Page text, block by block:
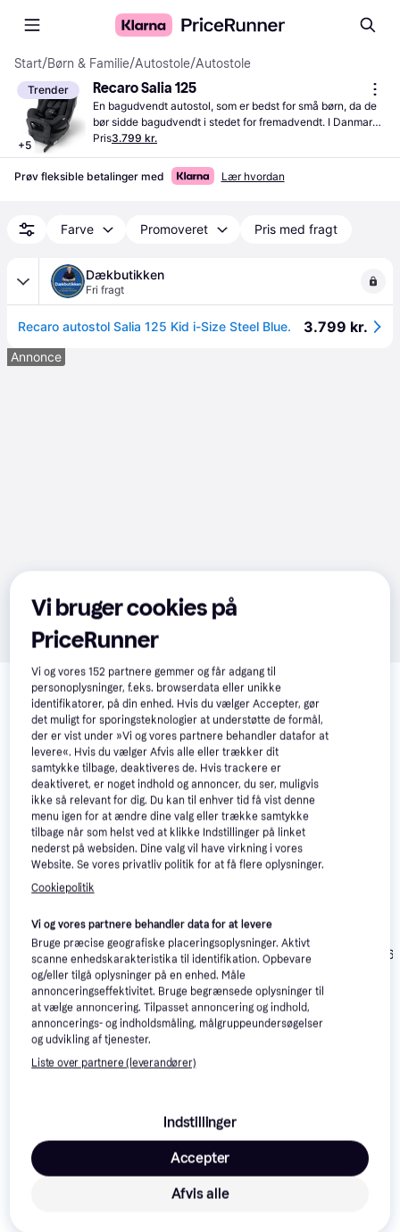
Start/Børn & Familie/Autostole/Autostole
Trender
+5
Recaro Salia 125
En bagudvendt autostol, som er bedst for små børn, da de
bør sidde bagudvendt i stedet for fremadvendt. I Danmark
er det lovpligtigt, at alle børn under 135 centimeter skal
bruge autostol
Pris3.799 kr.
Prøv fleksible betalinger med Lær hvordan
Farve Promoveret Pris med fragt
Dækbutikken
Fri fragt
Recaro autostol Salia 125 Kid i-Size Steel Blue. 3.799 kr.
Annonce
Relaterede produkter
Se vores forslag til andre produkter, der matcher dine
interesser. Vis alle
BeSafe Flex Fix 2
Peak Mesh
3.199 kr.
Kinderkraft Comfort
UP i-Size Green
599 kr.
Joie I-Spin
2.344 kr.
Læs om produktet
Flere farver
Autostol fra Recaro
Vi bruger cookies på
PriceRunner
Vi og vores152 partnere gemmer og får adgang til
personoplysninger, f.eks. browserdata eller unikke
identifikatorer, på din enhed. Hvis du vælger Accepter, gør
det muligt for sporingsteknologier at understøtte de formål,
der er vist under »Vi og vores partnere behandler datafor at
levere«. Hvis du vælger Afvis alle eller trækker dit
samtykke tilbage, deaktiveres de. Hvis trackere er
deaktiveret, er noget indhold og annoncer, du ser, muligvis
ikke så relevant for dig. Du kan til enhver tid få vist denne
menu igen for at ændre dine valg eller trække samtykke
tilbage når som helst ved at klikke Indstillinger på linket
nederst på websiden. Dine valg vil have virkning i vores
Website. Se vores privatliv politik for at få flere oplysninger.
Cookiepolitik
Vi og vores partnere behandler data for at levere
Bruge præcise geografiske placeringsoplysninger. Aktivt
scanne enhedskarakteristika til identifikation. Opbevare
og/eller tilgå oplysninger på en enhed. Måle
annonceringseffektivitet. Bruge begrænsede oplysninger til
at vælge annoncering. Tilpasset annoncering og indhold,
annoncerings- og indholdsmåling, målgruppeundersøgelser
og udvikling af tjenester.
Liste over partnere (leverandører)
Indstillinger
Afvis alle
Accepter